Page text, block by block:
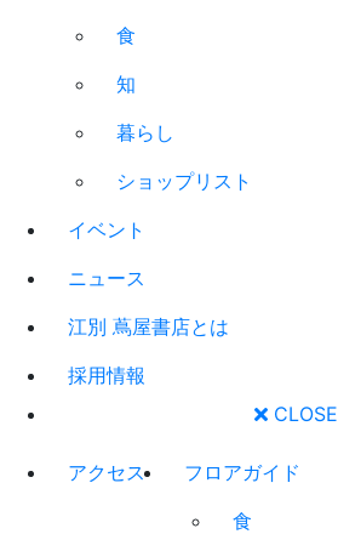
食
知
暮らし
ショップリスト
イベント
ニュース
江別 蔦屋書店とは
採用情報
CLOSE
アクセス
フロアガイド
食